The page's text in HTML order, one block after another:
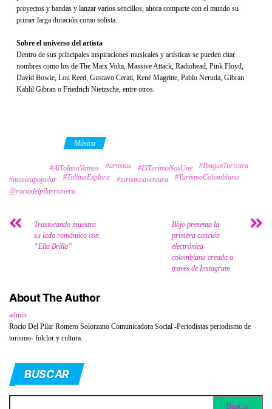
proyectos y bandas y lanzar varios sencillos, ahora comparte con el mundo su
primer larga duración como solista.
Sobre el universo del artista
Dentro de sus principales inspiraciones musicales y artísticas se pueden citar
nombres como los de The Mars Volta, Massive Attack, Radiohead, Pink Floyd,
David Bowie, Lou Reed, Gustavo Cerati, René Magritte, Pablo Neruda, Gibran
Kahlil Gibran o Friedrich Nietzsche, entre otros.
Música
#AlTolimaVamos #artistas #ElTurimoNosUne
#IbagueTuristica
#musicapopular
#TolimaExplora #turismoaventura
#TurismoColombiano
@rociodelpilarromero
Trastocando muestra
su lado romántico con
“Ella Brilla”
Böjo presenta la
primera canción
electrónica
colombiana creada a
través de Instagram
About The Author
admin
Rocio Del Pilar Romero Solorzano Comunicadora Social -Periodistas periodismo de
turismo- folclor y cultura.
BUSCAR